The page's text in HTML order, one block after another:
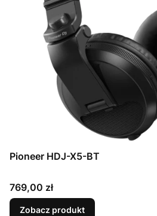
Pioneer HDJ-X5-BT
Cena
769,00 zł
Zobacz produkt